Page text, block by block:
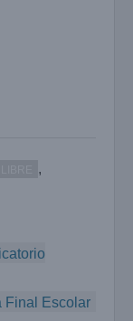
,
Final Escolar